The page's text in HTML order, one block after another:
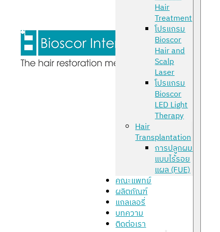
Hair
Treatment
โปรแกรม
Bioscor
Hair and
Scalp
Laser
โปรแกรม
Bioscor
LED Light
Therapy
Hair
Transplantation
การปลูกผม
แบบไร้รอย
แผล (FUE)
คณะแพทย์
ผลิตภัณฑ์
แกลเลอรี่
บทความ
ติดต่อเรา